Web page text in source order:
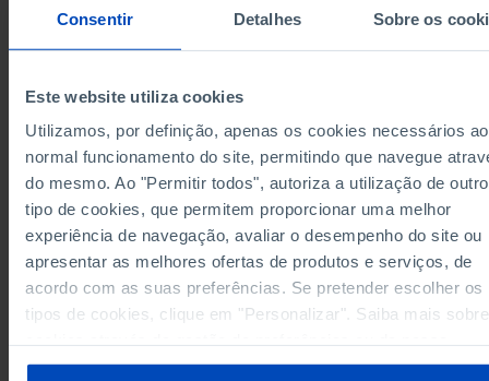
Consentir Detalhes Sobre os
Este website utiliza cookies
Utilizamos, por definição, apenas os cookies necessários ao
normal funcionamento do site, permitindo que navegue
do mesmo. Ao "Permitir todos", autoriza a utilização de outro
tipo de cookies, que permitem proporcionar uma melhor
experiência de navegação, avaliar o desempenho do site ou
apresentar as melhores ofertas de produtos e serviços, de
acordo com as suas preferências. Se pretender escolher os
tipos de cookies, clique em "Personalizar". Saiba mais sobre
Política de Cookies.
Alentejo
1.362,8 3.181,0
694,6
Região Autónoma dos Açores
Região Autónoma da Madeira
84,4
Região Autónoma da Madeira
84,4 Pro 157,7 58,7
Fontes/Entidades: INE, PORDATA
Última actualização: 2026-01-06
RELACIONADOS